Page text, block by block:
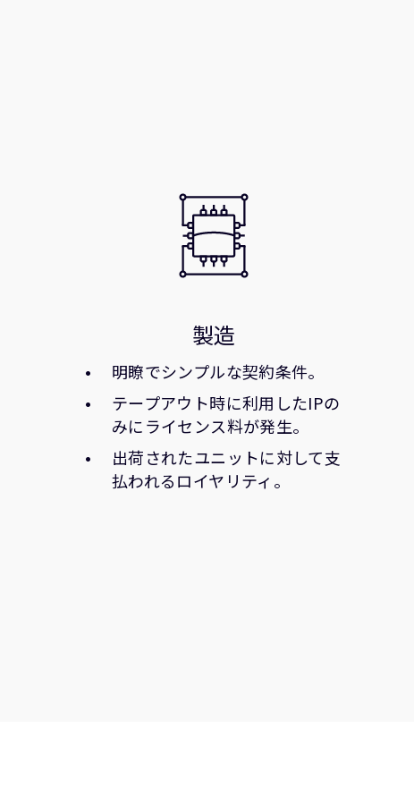
製造
明瞭でシンプルな契約条件。
テープアウト時に利用したIPの
みにライセンス料が発生。
出荷されたユニットに対して支
払われるロイヤリティ。